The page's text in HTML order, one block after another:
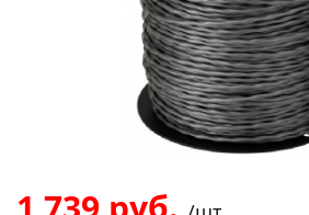
Добавляйте товары
в корзину
Оплачивайте сегодня только